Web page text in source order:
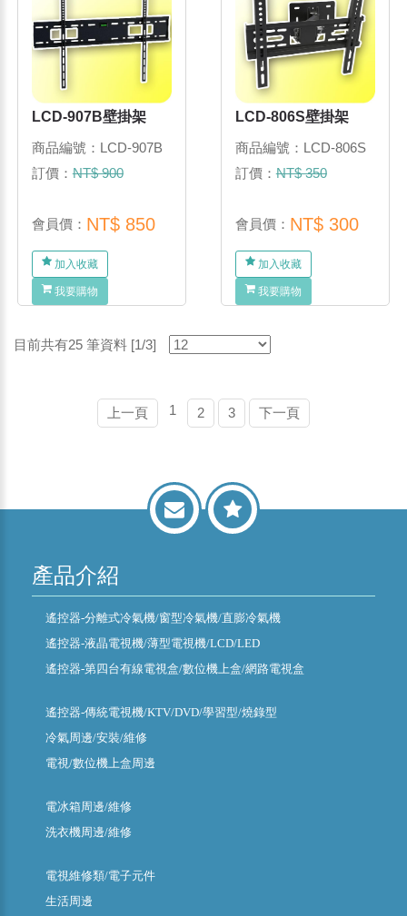
LCD-907B壁掛架
商品編號：LCD-907B
訂價：NT$ 900
會員價： NT$ 850
加入收藏
我要購物
LCD-806S壁掛架
商品編號：LCD-806S
訂價：NT$ 350
會員價： NT$ 300
加入收藏
我要購物
目前共有25 筆資料 [1/3]
上一頁 1 2 3 下一頁
產品介紹
遙控器-分離式冷氣機/窗型冷氣機/直膨冷氣機
遙控器-液晶電視機/薄型電視機/LCD/LED
遙控器-第四台有線電視盒/數位機上盒/網路電視盒
遙控器-傳統電視機/KTV/DVD/學習型/燒錄型
冷氣周邊/安裝/維修
電視/數位機上盒周邊
電冰箱周邊/維修
洗衣機周邊/維修
電視維修類/電子元件
生活周邊